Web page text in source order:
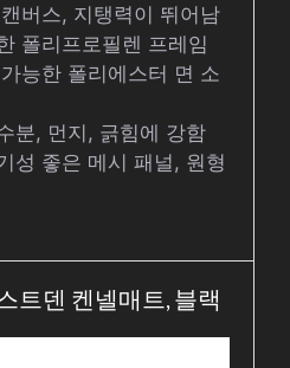
버스, 지탱력이 뛰어남
폴리프로필렌 프레임
능한 폴리에스터 면 소
분, 먼지, 긁힘에 강함
성 좋은 메시 패널, 원형
트덴 켄넬매트, 블랙